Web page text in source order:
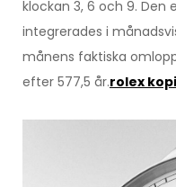
klockan 3, 6 och 9. Den
integrerades i
månens faktiska
efter 577,5 år.rolex